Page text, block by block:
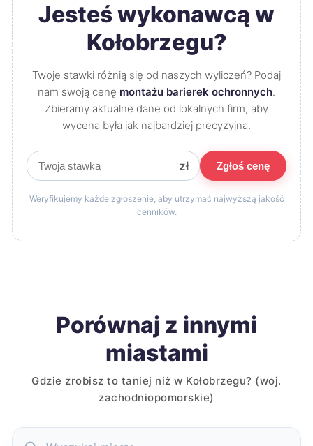
Jesteś wykonawcą w
Kołobrzegu?
Twoje stawki różnią się od naszych wyliczeń? Podaj
nam swoją cenę montażu barierek ochronnych.
Zbieramy aktualne dane od lokalnych firm, aby
wycena była jak najbardziej precyzyjna.
zł Zgłoś cenę
Weryfikujemy każde zgłoszenie, aby utrzymać najwyższą jakość
cenników.
Porównaj z innymi
miastami
Gdzie zrobisz to taniej niż w Kołobrzegu? (woj.
zachodniopomorskie)